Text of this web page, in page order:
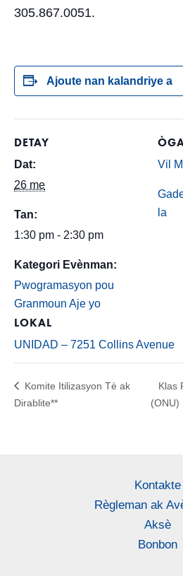
305.867.0051.
Ajoute nan kalandriye a
DETAY
Dat:
26 me
Tan:
1:30 pm - 2:30 pm
Kategori Evènman:
Pwogramasyon pou
Granmoun Aje yo
LOKAL
UNIDAD – 7251 Collins Avenue
Vil
la
Komite Itilizasyon Tè ak
Dirablite**
Klas
(ONU)
Kontakte
Règleman ak
Aksè
Bonbon